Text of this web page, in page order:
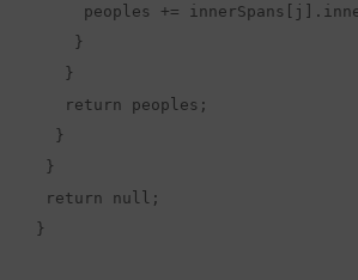
peoples +=
     }
    }
    return peoples;
   }
  }
  return null;
}